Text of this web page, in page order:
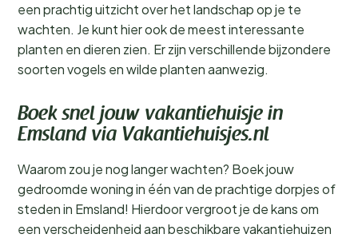
een prachtig uitzicht over het landschap op je te
wachten. Je kunt hier ook de meest interessante
planten en dieren zien. Er zijn verschillende bijzondere
soorten vogels en wilde planten aanwezig.
Boek snel jouw vakantiehuisje in
Emsland via Vakantiehuisjes.nl
Waarom zou je nog langer wachten? Boek jouw
gedroomde woning in één van de prachtige dorpjes of
steden in Emsland! Hierdoor vergroot je de kans om
een verscheidenheid aan beschikbare vakantiehuizen